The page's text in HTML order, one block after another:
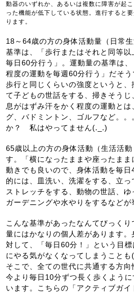
動器のいずれか、あるいは複数に障害が起
った機能が低下している状態。進行すると
ります。
18～64歳の方の身体活動量（日常
基準は、「歩行またはそれと同等
毎日60分行う」。運動量の基準は、
程度の運動を毎週60分行う」だそ
歩行と同じくらいの強度というと、
て子どもの世話をする、掃きそうじ
息がはずみ汗をかく程度の運動と
グ、バドミントン、ゴルフなど。
か？ 私はやってません(._.)
65歳以上の方の身体活動（生活活
す。「横になったままや座ったま
動きでも良いので、身体活動を毎
的には、皿洗い、洗濯をする、立っ
ストレッチをする、動物の世話、ゆ
ガーデニングや水やりをするなどが
こんな基準があったなんてびっく
量にはかなりの個人差があります。
対して、「毎日60分！」という目
にやる気がなくなってしまうことも
そこで、全ての世代に共通する方向
今より毎日10分ずつ長く歩くよう
います。こちらの「アクティブガ